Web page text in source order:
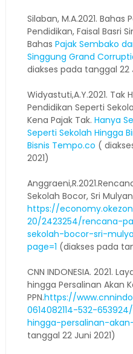
Silaban, M.A.2021. Bahas
Pendidikan, Faisal Basri
Bahas Pajak Sembako
Singgung Grand
diakses pada tanggal 22
Widyastuti,A.Y.2021. Tak
Pendidikan Seperti
Kena Pajak Tak. Hanya
Seperti Sekolah Hingga
Bisnis Tempo.co (
2021)
Sekolah Bocor, Sri
https://
20/2423254/rencana-
sekolah-bocor-sri-
page=1 (diakses pada
CNN INDONESIA. 2021.
hingga Persalinan Akan
PPN.https://
0614082114-532-
hingga-persalinan-
tanggal 22 Juni 2021)